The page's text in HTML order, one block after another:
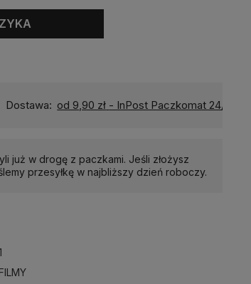
od 9,90 zł - InPost Paczkomat 24/7
już w drogę z paczkami. Jeśli złożysz
przesyłkę w najbliższy dzień roboczy.